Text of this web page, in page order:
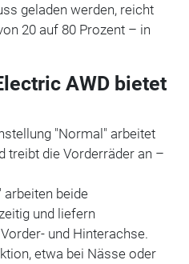
geladen werden, reicht
20 auf 80 Prozent – in
AWD bietet
"Normal" arbeitet
treibt die Vorderräder an –
arbeiten beide
und liefern
und Hinterachse.
etwa bei Nässe oder